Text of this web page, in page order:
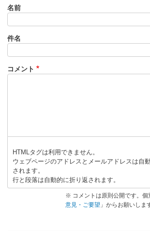
名前
件名
コメント
HTMLタグは利用できません。
ウェブページのアドレスとメールアドレスは自
されます。
行と段落は自動的に折り返されます。
※ コメントは原則公開です。個
意見・ご要望 」からお願いしま